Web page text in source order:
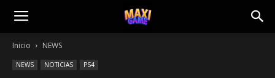
Inicio NEWS
NEWS NOTICIAS PS4